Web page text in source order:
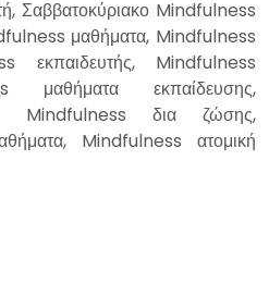
Σαββατοκύριακο Mindfulness
μαθήματα, Mindfulness
εκπαιδευτής, Mindfulness
μαθήματα εκπαίδευσης,
Mindfulness δια ζώσης,
Mindfulness ατομική